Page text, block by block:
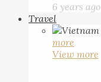
6 years ago
Travel
more
View more